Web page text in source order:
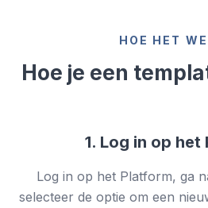
HOE HET
Hoe je een
1. Log in op het
Log in op het Platform, ga
selecteer de optie om een